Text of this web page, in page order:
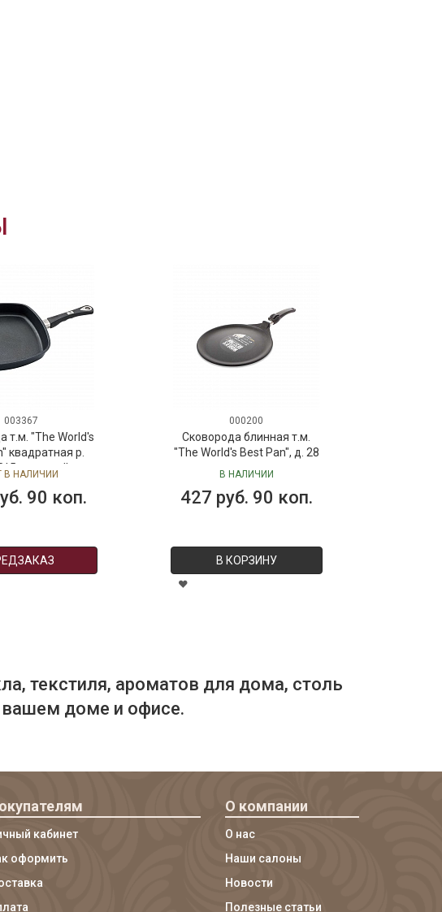
003367
т.м. "The World's
квадратная р.
см, литой
Lotan,AMT
В НАЛИЧИИ
90 коп.
000200
Сковорода блинная т.м.
"The World's Best Pan", д. 28
см с антипригарным
В НАЛИЧИИ
427 руб. 90 коп.
В КОРЗИНУ
текстиля, ароматов для дома, столь
доме и офисе.
кабинет
оформить
О компании
О нас
Наши салоны
Новости
Полезные статьи